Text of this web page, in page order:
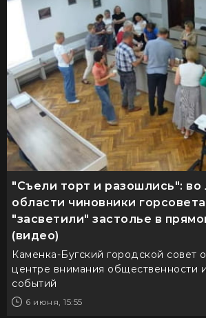
"Съели торт и разошлись": во
области чиновники
"засветили" застолье в
(видео)
Каменка-Бугский городской совет
центре внимания общественности
событий
6 июня, 15:55